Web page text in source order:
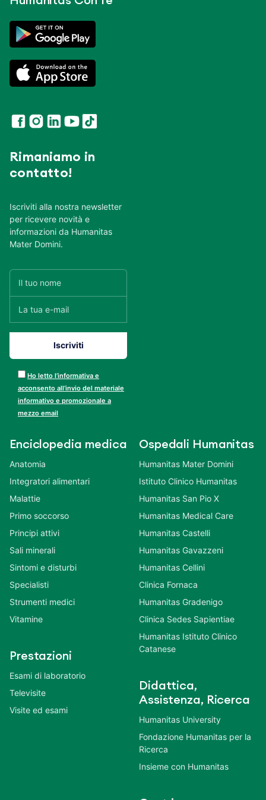
Rimaniamo in
contatto!
Iscriviti alla nostra newsletter
per ricevere novità e
informazioni da Humanitas
Mater Domini.
Ho letto l’informativa e
acconsento all’invio del materiale
informativo e promozionale a
mezzo email
Enciclopedia medica
Anatomia
Integratori alimentari
Malattie
Primo soccorso
Principi attivi
Sali minerali
Sintomi e disturbi
Specialisti
Strumenti medici
Vitamine
Prestazioni
Esami di laboratorio
Televisite
Visite ed esami
Ospedali Humanitas
Humanitas Mater Domini
Istituto Clinico Humanitas
Humanitas San Pio X
Humanitas Medical Care
Humanitas Castelli
Humanitas Gavazzeni
Humanitas Cellini
Clinica Fornaca
Humanitas Gradenigo
Clinica Sedes Sapientiae
Humanitas Istituto Clinico
Catanese
Didattica,
Assistenza, Ricerca
Humanitas University
Fondazione Humanitas per la
Ricerca
Insieme con Humanitas